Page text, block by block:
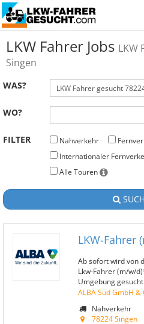
LKW Fahrer Jobs LKW
Singen
WAS?
WO?
FILTER Nahverkehr
Internationaler
Alle Touren
LKW-Fahrer
Ab sofort wird von
Lkw-Fahrer (m/w/
Umgebung gesucht.
ALBA Süd GmbH &
Nahverkehr
78224 Singen